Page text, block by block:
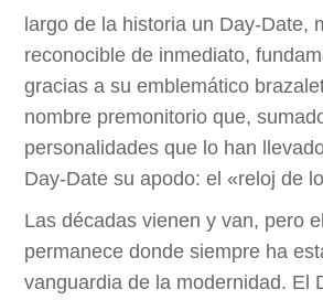
largo de la historia un Day‑Date,
reconocible de inmediato,
gracias a su emblemático
nombre premonitorio que,
personalidades que lo han
Day‑Date su apodo: el «reloj de
Las décadas vienen y van, pero
permanece donde siempre ha
vanguardia de la modernidad. El